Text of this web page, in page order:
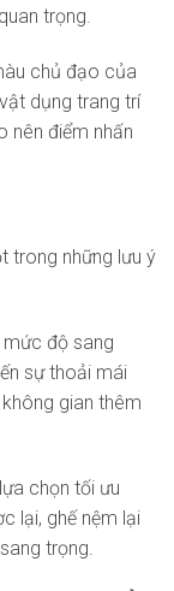
trọng.
chủ đạo của
dụng trang trí
nên điểm nhấn
trong những lưu ý
độ sang
sự thoải mái
gian thêm
chọn tối ưu
lại, ghế nệm lại
trọng.